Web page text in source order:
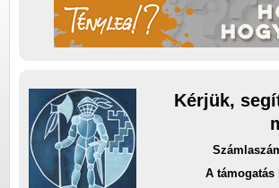
Kérjük,
A támogatás